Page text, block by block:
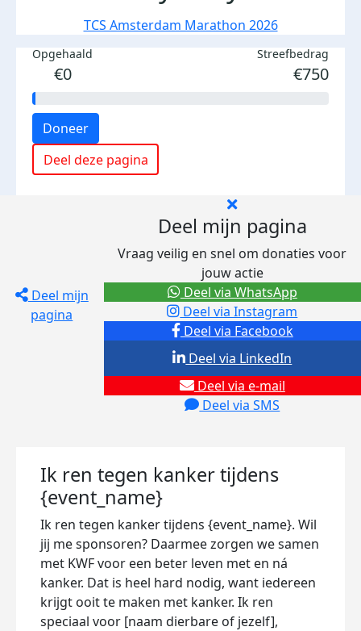
TCS Amsterdam Marathon 2026
Opgehaald
€0
Streefbedrag
€750
Doneer
Deel deze pagina
Deel mijn
pagina
Deel mijn pagina
Vraag veilig en snel om donaties voor
jouw actie
Deel via Facebook
Deel via Instagram
Deel via e-mail
Deel via SMS
Deel via LinkedIn
Deel via WhatsApp
Ik ren tegen kanker tijdens
{event_name}
Ik ren tegen kanker tijdens {event_name}. Wil
jij me sponsoren? Daarmee zorgen we samen
met KWF voor een beter leven met en ná
kanker. Dat is heel hard nodig, want iedereen
krijgt ooit te maken met kanker. Ik ren
speciaal voor [naam dierbare of jezelf],